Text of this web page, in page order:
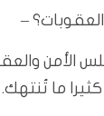
–
الأمن
كثيرا ما تُنتهك.